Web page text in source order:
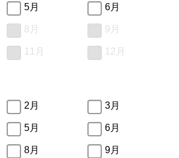
5月 6月
8月 9月
11月 12月
2月 3月
5月 6月
8月 9月